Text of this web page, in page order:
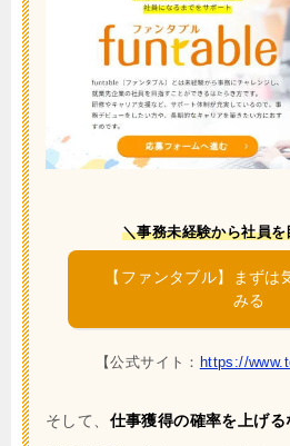
＼事務未経験から社員
【ファンタブル】まずは
みる
【公式サイト： https://
そして、 仕事獲得の確率を上げ